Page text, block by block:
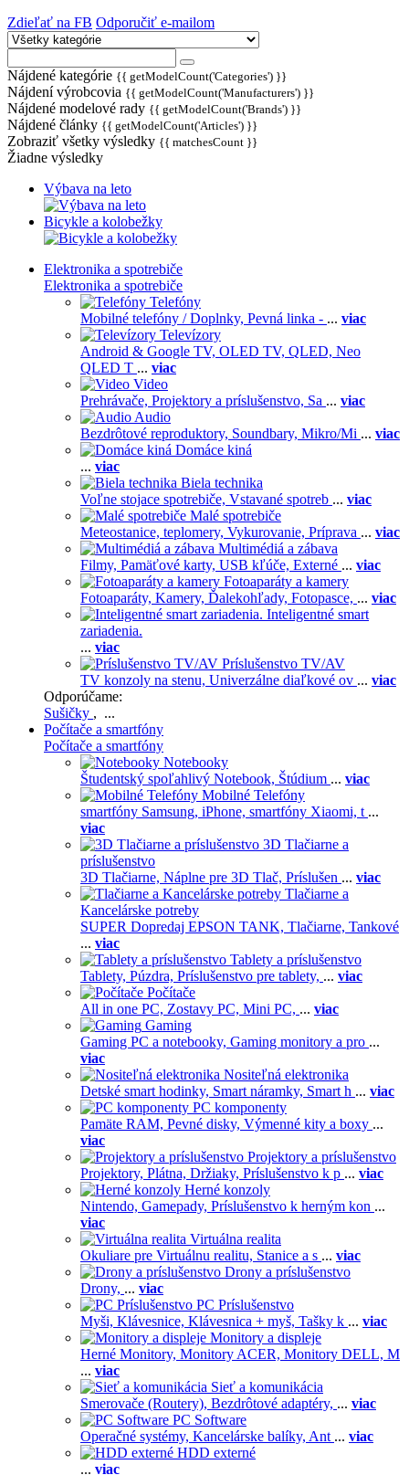
Zdieľať na FB Odporučiť e-mailom
Nájdené kategórie {{ getModelCount('Categories') }}
Nájdení výrobcovia {{ getModelCount('Manufacturers') }}
Nájdené modelové rady {{ getModelCount('Brands') }}
Nájdené články {{ getModelCount('Articles') }}
Zobraziť všetky výsledky {{ matchesCount }}
Žiadne výsledky
Výbava na leto
Bicykle a kolobežky
Elektronika a spotrebiče
Elektronika a spotrebiče
Telefóny
Mobilné telefóny / Doplnky, Pevná linka - ... viac
Televízory
Android & Google TV, OLED TV, QLED, Neo
QLED T ... viac
Video
Prehrávače, Projektory a príslušenstvo, Sa ... viac
Audio
Bezdrôtové reproduktory, Soundbary, Mikro/Mi ... viac
Domáce kiná
... viac
Biela technika
Voľne stojace spotrebiče, Vstavané spotreb ... viac
Malé spotrebiče
Meteostanice, teplomery, Vykurovanie, Príprava ... viac
Multimédiá a zábava
Filmy, Pamäťové karty, USB kľúče, Externé ... viac
Fotoaparáty a kamery
Fotoaparáty, Kamery, Ďalekohľady, Fotopasce, ... viac
Inteligentné smart
zariadenia.
... viac
Príslušenstvo TV/AV
TV konzoly na stenu, Univerzálne diaľkové ov ... viac
Odporúčame:
Sušičky , ...
Počítače a smartfóny
Počítače a smartfóny
Notebooky
Študentský spoľahlivý Notebook, Štúdium ... viac
Mobilné Telefóny
smartfóny Samsung, iPhone, smartfóny Xiaomi, t ...
viac
3D Tlačiarne a
príslušenstvo
3D Tlačiarne, Náplne pre 3D Tlač, Príslušen ... viac
Tlačiarne a
Kancelárske potreby
SUPER Dopredaj EPSON TANK, Tlačiarne, Tankové
... viac
Tablety a príslušenstvo
Tablety, Púzdra, Príslušenstvo pre tablety, ... viac
Počítače
All in one PC, Zostavy PC, Mini PC, ... viac
Gaming
Gaming PC a notebooky, Gaming monitory a pro ...
viac
Nositeľná elektronika
Detské smart hodinky, Smart náramky, Smart h ... viac
PC komponenty
Pamäte RAM, Pevné disky, Výmenné kity a boxy ...
viac
Projektory a príslušenstvo
Projektory, Plátna, Držiaky, Príslušenstvo k p ... viac
Herné konzoly
Nintendo, Gamepady, Príslušenstvo k herným kon ...
viac
Virtuálna realita
Okuliare pre Virtuálnu realitu, Stanice a s ... viac
Drony a príslušenstvo
Drony, ... viac
PC Príslušenstvo
Myši, Klávesnice, Klávesnica + myš, Tašky k ... viac
Monitory a displeje
Herné Monitory, Monitory ACER, Monitory DELL, M
... viac
Sieť a komunikácia
Smerovače (Routery), Bezdrôtové adaptéry, ... viac
PC Software
Operačné systémy, Kancelárske balíky, Ant ... viac
HDD externé
... viac